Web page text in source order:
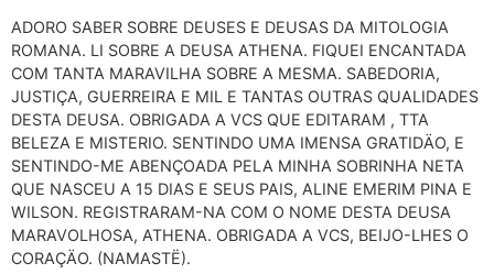
ADORO SABER SOBRE DEUSES E DEUSAS DA MITOLOGIA
ROMANA. LI SOBRE A DEUSA ATHENA. FIQUEI ENCANTADA
COM TANTA MARAVILHA SOBRE A MESMA. SABEDORIA,
JUSTIÇA, GUERREIRA E MIL E TANTAS OUTRAS QUALIDADES
DESTA DEUSA. OBRIGADA A VCS QUE EDITARAM , TTA
BELEZA E MISTERIO. SENTINDO UMA IMENSA GRATIDÄO, E
SENTINDO-ME ABENÇOADA PELA MINHA SOBRINHA NETA
QUE NASCEU A 15 DIAS E SEUS PAIS, ALINE EMERIM PINA E
WILSON. REGISTRARAM-NA COM O NOME DESTA DEUSA
MARAVOLHOSA, ATHENA. OBRIGADA A VCS, BEIJO-LHES O
CORAÇÄO. (NAMASTË).